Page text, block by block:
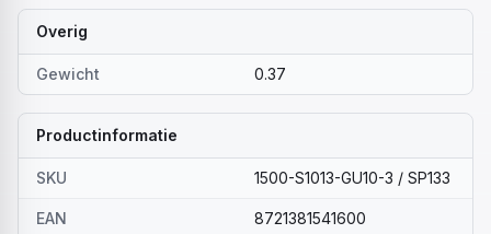
Overig
Gewicht 0.37
Productinformatie
SKU 1500-S1013-GU10-3 / SP133
EAN 8721381541600